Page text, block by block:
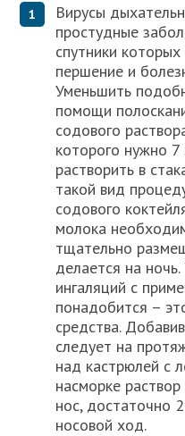
Вирусы
простудные
спутники
першение и
Уменьшить
помощи
содового
которого нужно 7
растворить в
такой вид
содового
молока
тщательно
делается на
ингаляций с
понадобится –
средства.
следует на
над кастрюлей с
насморке
нос, достаточно
носовой ход.